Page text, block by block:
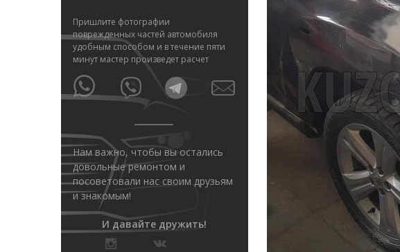
Пришлите фотографии
поврежденных частей автомобиля
удобным способом и в течение пяти
минут мастер произведет расчет
Нам важно, чтобы вы остались
довольные ремонтом и
посоветовали нас своим друзьям
и знакомым!
И давайте дружить!